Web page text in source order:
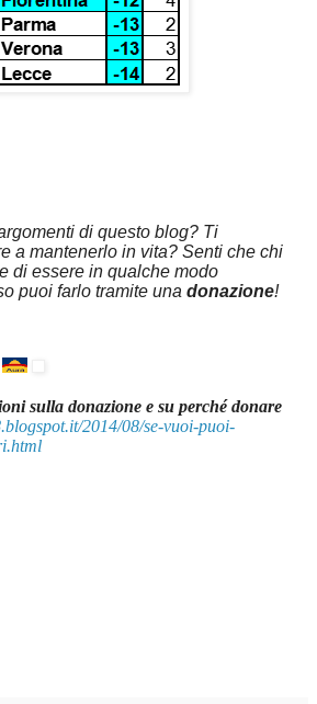
di questo blog? Ti
a mantenerlo in vita? Senti che chi
di essere in qualche modo
puoi farlo tramite una donazione!
sulla donazione e su perché donare
2014/08/se-vuoi-puoi-